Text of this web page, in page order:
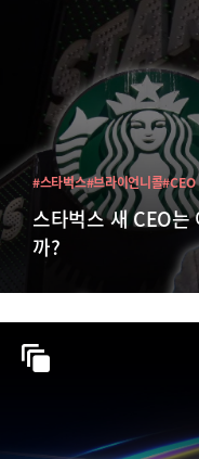
스타벅스 새 CEO는
까?
#스타벅스#브라이언니콜#CEO